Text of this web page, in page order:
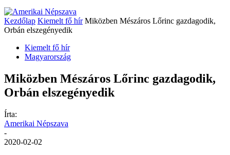
Kezdőlap Kiemelt fő hír Miközben Mészáros Lőrinc gazdagodik,
Orbán elszegényedik
Kiemelt fő hír
Magyarország
Miközben Mészáros Lőrinc gazdagodik,
Orbán elszegényedik
Írta:
Amerikai Népszava
-
2020-02-02